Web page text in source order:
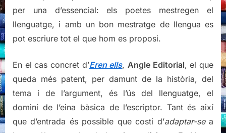
per una d’essencial: els poetes mestregen el
llenguatge, i amb un bon mestratge de llengua es
pot escriure tot el que hom es proposi.
En el cas concret d’Eren ells, Angle Editorial, el que
queda més patent, per damunt de la història, del
tema i de l’argument, és l’ús del llenguatge, el
domini de l’eina bàsica de l’escriptor. Tant és així
que d’entrada és possible que costi d’adaptar-sea